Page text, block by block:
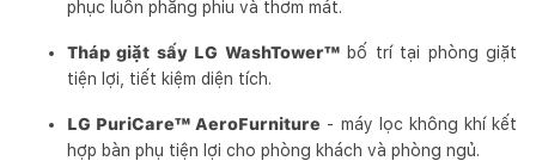
phục luôn phẳng phiu và thơm mát.
Tháp giặt sấy LG WashTower™bố trí tại phòng giặt
tiện lợi, tiết kiệm diện tích.
LG PuriCare™ AeroFurniture - máy lọc không khí kết
hợp bàn phụ tiện lợi cho phòng khách và phòng ngủ.